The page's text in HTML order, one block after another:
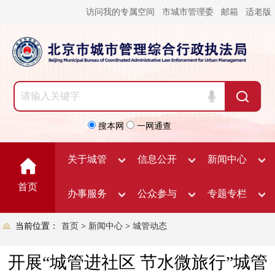
访问我的专属空间 市城市管理委 邮箱 适老版
搜本网 一网通查
首页
关于城管 信息公开 新闻中心
办事服务 公众参与 专题专栏
当前位置： 首页 > 新闻中心 > 城管动态
开展“城管进社区 节水微旅行”城管